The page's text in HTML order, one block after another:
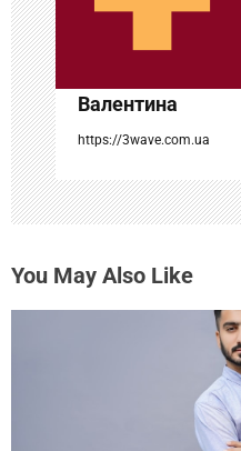
и
с
я
м
Валентина
https://3wave.com.ua
You May Also Like